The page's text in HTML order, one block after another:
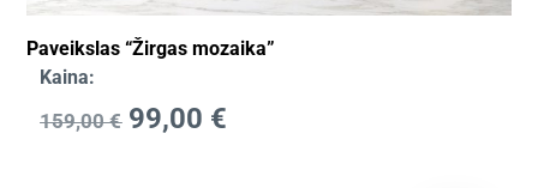
Paveikslas “Žirgas mozaika”
Kaina:
159,00€ 99,00 €